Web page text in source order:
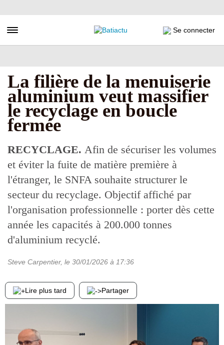
au
principal
Toggle navigation Se connecter
La filière de la menuiserie
aluminium veut massifier
le recyclage en boucle
fermée
RECYCLAGE. Afin de sécuriser les volumes
et éviter la fuite de matière première à
l'étranger, le SNFA souhaite structurer le
secteur du recyclage. Objectif affiché par
l'organisation professionnelle : porter dès cette
année les capacités à 200.000 tonnes
d'aluminium recyclé.
Steve Carpentier, le 30/01/2026 à 17:36
Lire plus tard Partager